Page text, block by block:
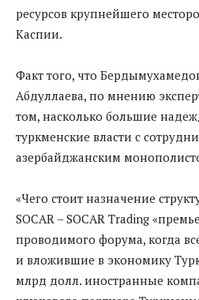
ресурсов крупнейшего
Каспии.
Факт того, что
Абдуллаева, по мнению
том, насколько большие
туркменские власти с
азербайджанским
«Чего стоит назначение
SOCAR – SOCAR Trading
проводимого форума, когда
и вложившие в экономику
млрд долл. иностранные